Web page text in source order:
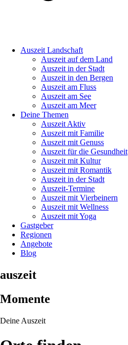
Auszeit Landschaft
Auszeit auf dem Land
Auszeit in der Stadt
Auszeit in den Bergen
Auszeit am Fluss
Auszeit am See
Auszeit am Meer
Deine Themen
Auszeit Aktiv
Auszeit mit Familie
Auszeit mit Genuss
Auszeit für die Gesundheit
Auszeit mit Kultur
Auszeit mit Romantik
Auszeit in der Stadt
Auszeit-Termine
Auszeit mit Vierbeinern
Auszeit mit Wellness
Auszeit mit Yoga
Gastgeber
Regionen
Angebote
Blog
auszeit
Momente
Deine Auszeit